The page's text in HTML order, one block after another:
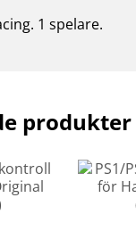
produkter
1 spelare.